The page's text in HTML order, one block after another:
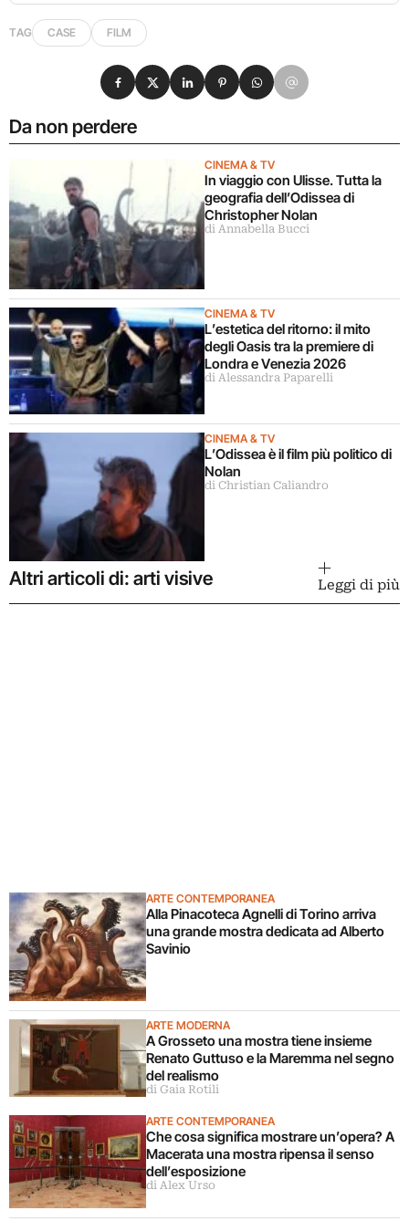
TAG CASE FILM
Da non perdere
CINEMA & TV
In viaggio con Ulisse. Tutta la
geografia dell’Odissea di
Christopher Nolan
di Annabella Bucci
CINEMA & TV
L’estetica del ritorno: il mito
degli Oasis tra la premiere di
Londra e Venezia 2026
di Alessandra Paparelli
CINEMA & TV
L’Odissea è il film più politico di
Nolan
di Christian Caliandro
Condividi su Facebook
Condividi su X
Condividi su LinkedIn
Condividi su Pinterest
Condividi su WhatsApp
Condividi su Email
Altri articoli di: arti visive Leggi di più
ARTE CONTEMPORANEA
Alla Pinacoteca Agnelli di Torino arriva
una grande mostra dedicata ad Alberto
Savinio
ARTE MODERNA
A Grosseto una mostra tiene insieme
Renato Guttuso e la Maremma nel segno
del realismo
di Gaia Rotili
ARTE CONTEMPORANEA
Che cosa significa mostrare un’opera? A
Macerata una mostra ripensa il senso
dell’esposizione
di Alex Urso